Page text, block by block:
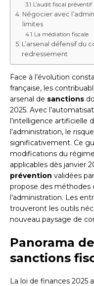
L’audit fiscal préventif
Négocier avec
limites
La médiation fiscale
L’arsenal défensif du
redressement
Face à l’évolution
française, les
arsenal de sanctions
2025. Avec
l’intelligence artificielle
l’administration, le
significativement. Ce
modifications du
applicables dès janvier
prévention validées
propose des méthodes
l’administration. Les
trouveront les outils
nouveau paysage de
Panorama
sanctions
La loi de finances 2025